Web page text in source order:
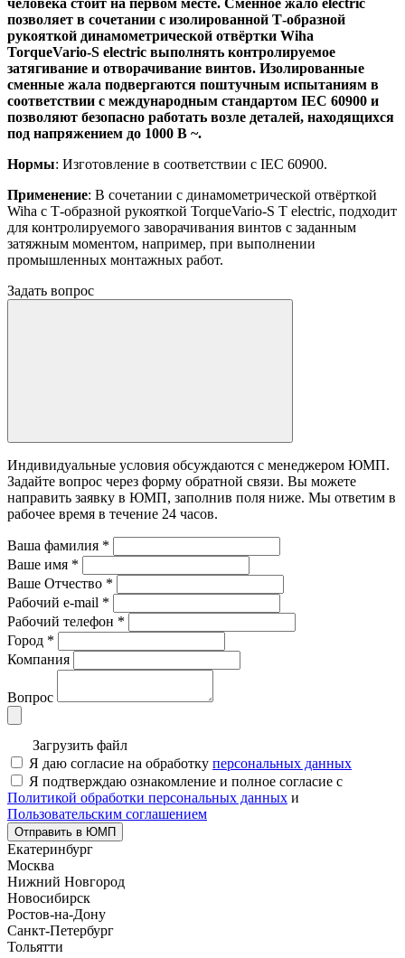
позволяет в сочетании с изолированной Т-образной
рукояткой динамометрической отвёртки Wiha
TorqueVario-S electric выполнять контролируемое
затягивание и отворачивание винтов. Изолированные
сменные жала подвергаются поштучным испытаниям в
соответствии с международным стандартом IEC 60900 и
позволяют безопасно работать возле деталей, находящихся
под напряжением до 1000 В ~.
Нормы: Изготовление в соответствии с IEC 60900.
Применение: В сочетании с динамометрической отвёрткой
Wiha с Т-образной рукояткой TorqueVario-S T electric, подходит
для контролируемого заворачивания винтов с заданным
затяжным моментом, например, при выполнении
промышленных монтажных работ.
Задать вопрос
Индивидуальные условия обсуждаются с менеджером ЮМП.
Задайте вопрос через форму обратной связи. Вы можете
направить заявку в ЮМП, заполнив поля ниже. Mы ответим в
рабочее время в течение 24 часов.
Ваша фамилия *
Ваше имя *
Ваше Отчество *
Рабочий e-mail *
Рабочий телефон *
Город *
Компания
Вопрос
Загрузить файл
Я даю согласие на обработку персональных данных
Я подтверждаю ознакомление и полное согласие с
Политикой обработки персональных данных и
Пользовательским соглашением
Отправить в ЮМП
Екатеринбург
Москва
Нижний Новгород
Новосибирск
Ростов-на-Дону
Санкт-Петербург
Тольятти